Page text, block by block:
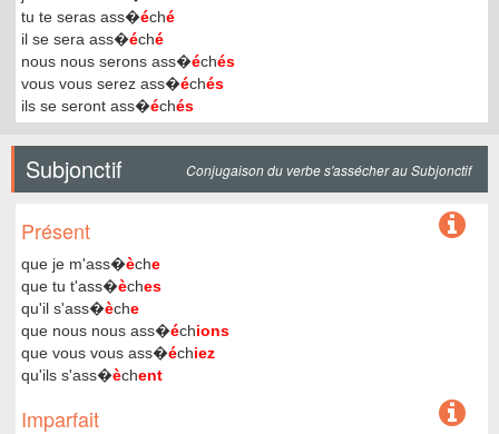
tu te seras ass�éché
il se sera ass�éché
nous nous serons ass�échés
vous vous serez ass�échés
ils se seront ass�échés
Subjonctif Conjugaison du verbe s'assécher au Subjonctif
Présent
que je m'ass�èche
que tu t'ass�èches
qu'il s'ass�èche
que nous nous ass�échions
que vous vous ass�échiez
qu'ils s'ass�èchent
Imparfait